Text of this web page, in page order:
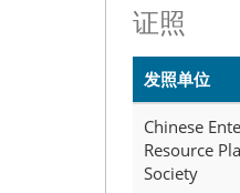
证照
发照单位
Chinese
Resource
Society